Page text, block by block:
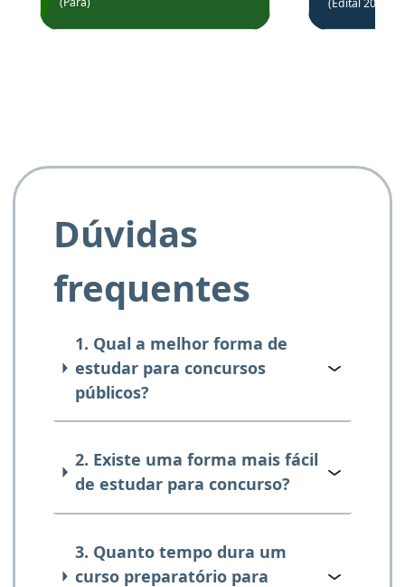
de
Dúvidas
frequentes
1. Qual a melhor forma de
estudar para concursos
públicos?
2. Existe uma forma mais fácil
de estudar para concurso?
3. Quanto tempo dura um
curso preparatório para